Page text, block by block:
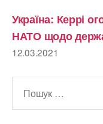
Україна: Керрі
НАТО щодо
12.03.2021